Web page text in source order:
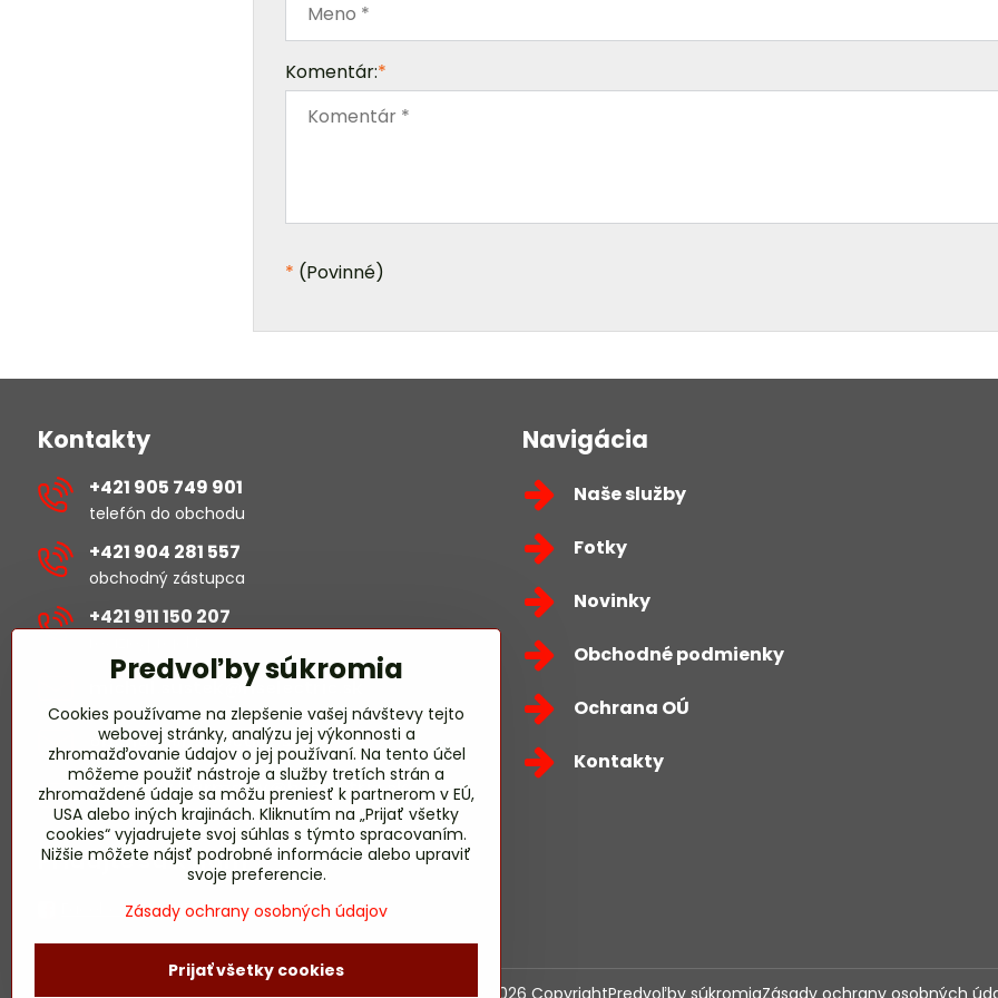
Komentár:*
* (Povinné)
Kontakty
+421 905 749 901
telefón do obchodu
+421 904 281 557
obchodný zástupca
+421 911 150 207
michal​.sustek​@hselectric​.sk
obchod​@hselectric​.sk
miroslav​.harmady​@hselectric​.sk
revízie/projekty
Pridajte sa k nám
Facebook HS-ELECTRIC
Navigácia
Naše služby
Fotky
Novinky
Obchodné podmienky
Ochrana OÚ
Kontakty
Predvoľby súkromia
Cookies používame na zlepšenie vašej návštevy tejto
webovej stránky, analýzu jej výkonnosti a
zhromažďovanie údajov o jej používaní. Na tento účel
môžeme použiť nástroje a služby tretích strán a
zhromaždené údaje sa môžu preniesť k partnerom v EÚ,
USA alebo iných krajinách. Kliknutím na „Prijať všetky
cookies“ vyjadrujete svoj súhlas s týmto spracovaním.
Nižšie môžete nájsť podrobné informácie alebo upraviť
svoje preferencie.
Zásady ochrany osobných údajov
Prijať všetky cookies